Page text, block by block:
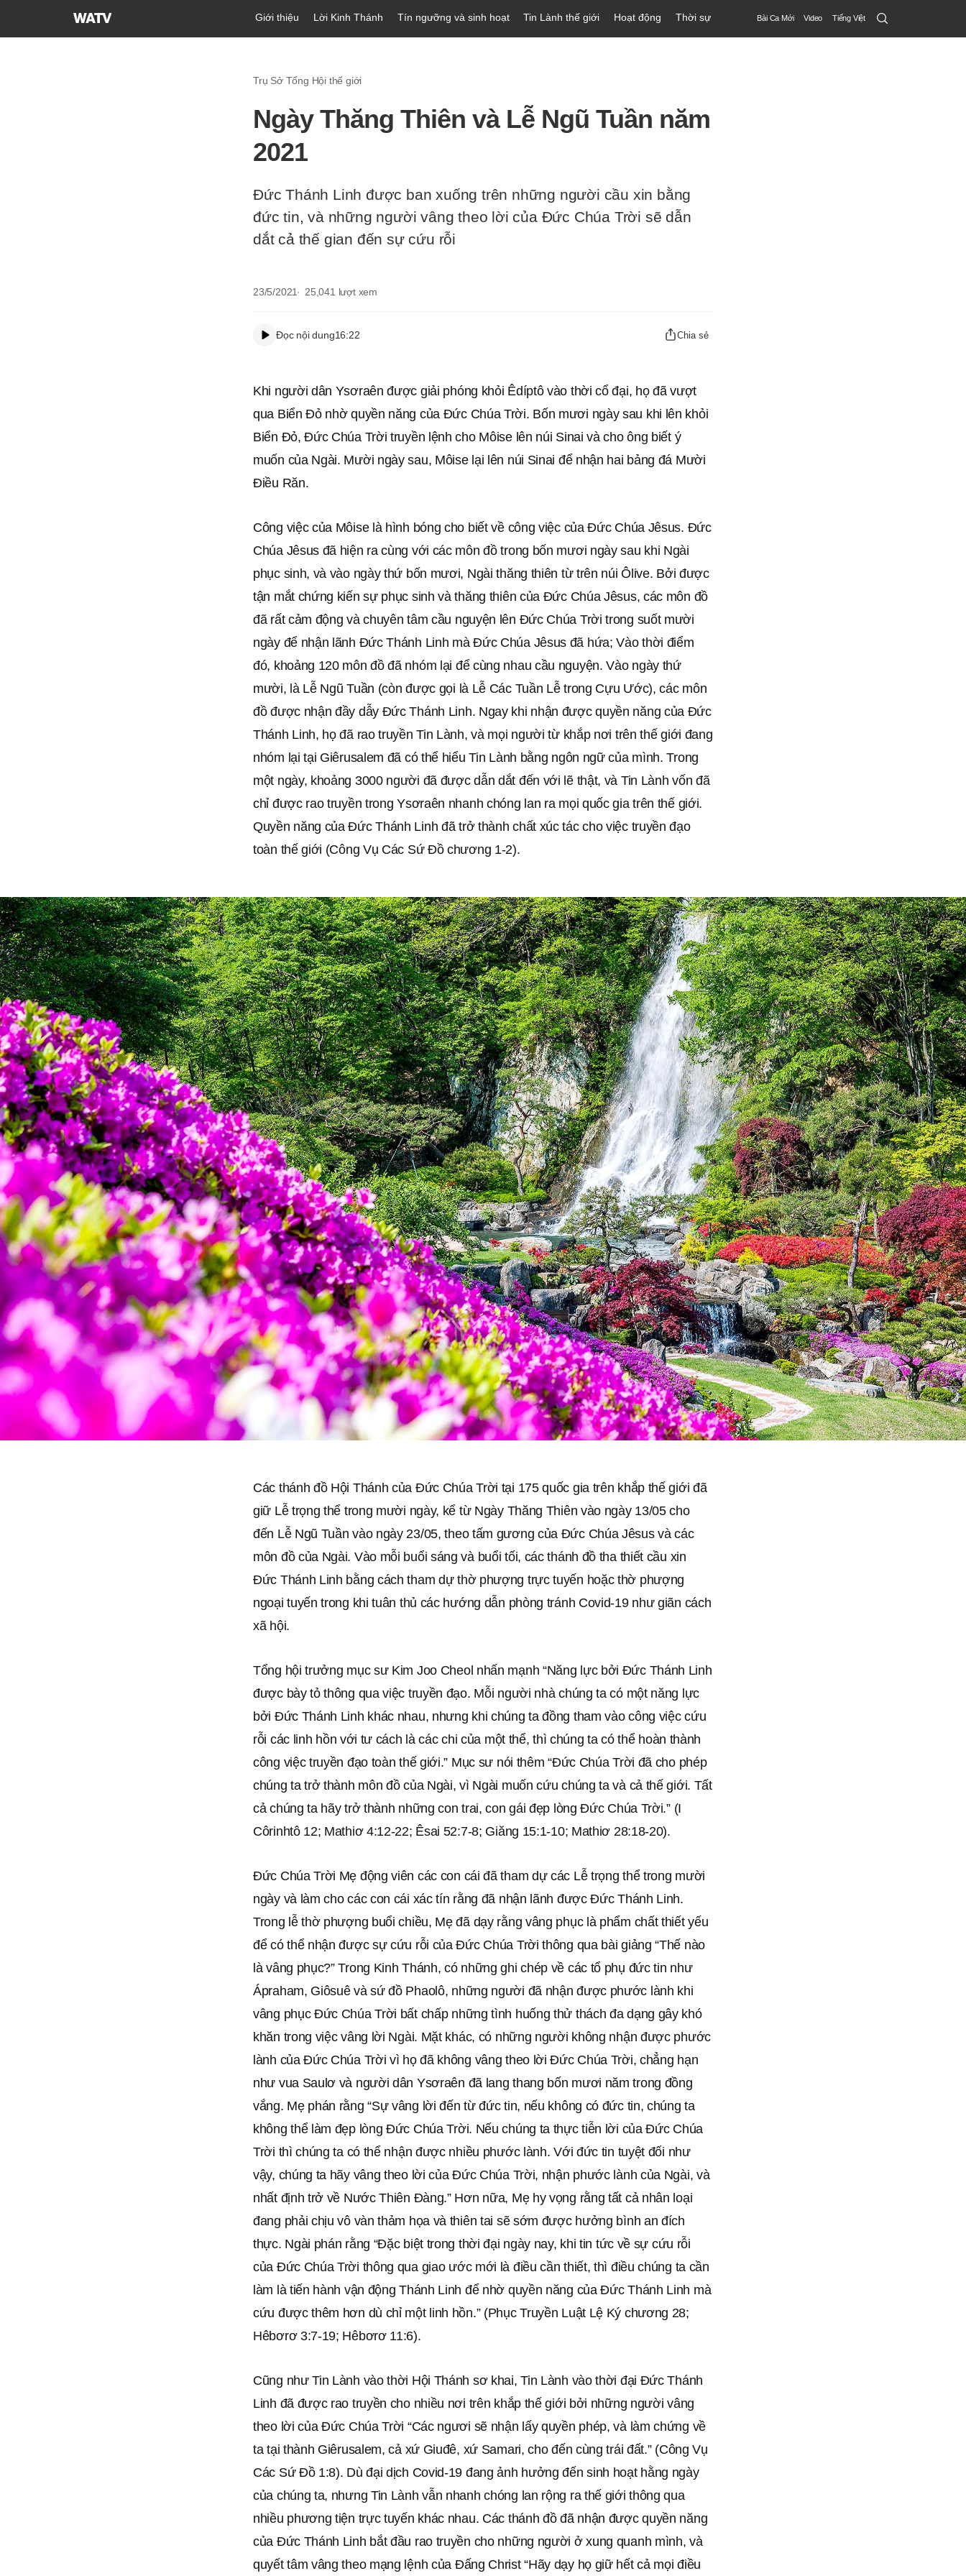
Hội
Giới thiệu Lời Kinh Thánh Tín ngưỡng và sinh hoạt Tin Lành thế giới Hoạt động Thời sự Bài Ca Mới Video Tiếng Việt Search
Submit
Trụ Sở Tổng Hội thế giới
Ngày Thăng Thiên và Lễ Ngũ Tuần năm
2021
Đức Thánh Linh được ban xuống trên những người cầu xin bằng
đức tin, và những người vâng theo lời của Đức Chúa Trời sẽ dẫn
dắt cả thế gian đến sự cứu rỗi
23/5/2021 25,041 lượt xem
Đọc nội dung16:22 Chia sẻ
Khi người dân Ysơraên được giải phóng khỏi Êdíptô vào thời cổ đại, họ đã vượt
qua Biển Đỏ nhờ quyền năng của Đức Chúa Trời. Bốn mươi ngày sau khi lên khỏi
Biển Đỏ, Đức Chúa Trời truyền lệnh cho Môise lên núi Sinai và cho ông biết ý
muốn của Ngài. Mười ngày sau, Môise lại lên núi Sinai để nhận hai bảng đá Mười
Điều Răn.
Công việc của Môise là hình bóng cho biết về công việc của Đức Chúa Jêsus. Đức
Chúa Jêsus đã hiện ra cùng với các môn đồ trong bốn mươi ngày sau khi Ngài
phục sinh, và vào ngày thứ bốn mươi, Ngài thăng thiên từ trên núi Ôlive. Bởi được
tận mắt chứng kiến ​​sự phục sinh và thăng thiên của Đức Chúa Jêsus, các môn đồ
đã rất cảm động và chuyên tâm cầu nguyện lên Đức Chúa Trời trong suốt mười
ngày để nhận lãnh Đức Thánh Linh mà Đức Chúa Jêsus đã hứa; Vào thời điểm
đó, khoảng 120 môn đồ đã nhóm lại để cùng nhau cầu nguyện. Vào ngày thứ
mười, là Lễ Ngũ Tuần (còn được gọi là Lễ Các Tuần Lễ trong Cựu Ước), các môn
đồ được nhận đầy dẫy Đức Thánh Linh. Ngay khi nhận được quyền năng của Đức
Thánh Linh, họ đã rao truyền Tin Lành, và mọi người từ khắp nơi trên thế giới đang
nhóm lại tại Giêrusalem đã có thể hiểu Tin Lành bằng ngôn ngữ của mình. Trong
một ngày, khoảng 3000 người đã được dẫn dắt đến với lẽ thật, và Tin Lành vốn đã
chỉ được rao truyền trong Ysơraên nhanh chóng lan ra mọi quốc gia trên thế giới.
Quyền năng của Đức Thánh Linh đã trở thành chất xúc tác cho việc truyền đạo
toàn thế giới (Công Vụ Các Sứ Đồ chương 1-2).
Các thánh đồ Hội Thánh của Đức Chúa Trời tại 175 quốc gia trên khắp thế giới đã
giữ Lễ trọng thể trong mười ngày, kể từ Ngày Thăng Thiên vào ngày 13/05 cho
đến Lễ Ngũ Tuần vào ngày 23/05, theo tấm gương của Đức Chúa Jêsus và các
môn đồ của Ngài. Vào mỗi buổi sáng và buổi tối, các thánh đồ tha thiết cầu xin
Đức Thánh Linh bằng cách tham dự thờ phượng trực tuyến hoặc thờ phượng
ngoại tuyến trong khi tuân thủ các hướng dẫn phòng tránh Covid-19 như giãn cách
xã hội.
Tổng hội trưởng mục sư Kim Joo Cheol nhấn mạnh “Năng lực bởi Đức Thánh Linh
được bày tỏ thông qua việc truyền đạo. Mỗi người nhà chúng ta có một năng lực
bởi Đức Thánh Linh khác nhau, nhưng khi chúng ta đồng tham vào công việc cứu
rỗi các linh hồn với tư cách là các chi của một thể, thì chúng ta có thể hoàn thành
công việc truyền đạo toàn thế giới.” Mục sư nói thêm “Đức Chúa Trời đã cho phép
chúng ta trở thành môn đồ của Ngài, vì Ngài muốn cứu chúng ta và cả thế giới. Tất
cả chúng ta hãy trở thành những con trai, con gái đẹp lòng Đức Chúa Trời.” (I
Côrinhtô 12; Mathiơ 4:12-22; Êsai 52:7-8; Giăng 15:1-10; Mathiơ 28:18-20).
Đức Chúa Trời Mẹ động viên các con cái đã tham dự các Lễ trọng thể trong mười
ngày và làm cho các con cái xác tín rằng đã nhận lãnh được Đức Thánh Linh.
Trong lễ thờ phượng buổi chiều, Mẹ đã dạy rằng vâng phục là phẩm chất thiết yếu
để có thể nhận được sự cứu rỗi của Đức Chúa Trời thông qua bài giảng “Thế nào
là vâng phục?” Trong Kinh Thánh, có những ghi chép về các tổ phụ đức tin như
Ápraham, Giôsuê và sứ đồ Phaolô, những người đã nhận được phước lành khi
vâng phục Đức Chúa Trời bất chấp những tình huống thử thách đa dạng gây khó
khăn trong việc vâng lời Ngài. Mặt khác, có những người không nhận được phước
lành của Đức Chúa Trời vì họ đã không vâng theo lời Đức Chúa Trời, chẳng hạn
như vua Saulơ và người dân Ysơraên đã lang thang bốn mươi năm trong đồng
vắng. Mẹ phán rằng “Sự vâng lời đến từ đức tin, nếu không có đức tin, chúng ta
không thể làm đẹp lòng Đức Chúa Trời. Nếu chúng ta thực tiễn lời của Đức Chúa
Trời thì chúng ta có thể nhận được nhiều phước lành. Với đức tin tuyệt đối như
vậy, chúng ta hãy vâng theo lời của Đức Chúa Trời, nhận phước lành của Ngài, và
nhất định trở về Nước Thiên Đàng.” Hơn nữa, Mẹ hy vọng rằng tất cả nhân loại
đang phải chịu vô vàn thảm họa và thiên tai sẽ sớm được hưởng bình an đích
thực. Ngài phán rằng “Đặc biệt trong thời đại ngày nay, khi tin tức về sự cứu rỗi
của Đức Chúa Trời thông qua giao ước mới là điều cần thiết, thì điều chúng ta cần
làm là tiến hành vận động Thánh Linh để nhờ quyền năng của Đức Thánh Linh mà
cứu được thêm hơn dù chỉ một linh hồn.” (Phục Truyền Luật Lệ Ký chương 28;
Hêbơrơ 3:7-19; Hêbơrơ 11:6).
Cũng như Tin Lành vào thời Hội Thánh sơ khai, Tin Lành vào thời đại Đức Thánh
Linh đã được rao truyền cho nhiều nơi trên khắp thế giới bởi những người vâng
theo lời của Đức Chúa Trời “Các ngươi sẽ nhận lấy quyền phép, và làm chứng về
ta tại thành Giêrusalem, cả xứ Giuđê, xứ Samari, cho đến cùng trái đất.” (Công Vụ
Các Sứ Đồ 1:8). Dù đại dịch Covid-19 đang ảnh hưởng đến sinh hoạt hằng ngày
của chúng ta, nhưng Tin Lành vẫn nhanh chóng lan rộng ra thế giới thông qua
nhiều phương tiện trực tuyến khác nhau. Các thánh đồ đã nhận được quyền năng
của Đức Thánh Linh bắt đầu rao truyền cho những người ở xung quanh mình, và
quyết tâm vâng theo mạng lệnh của Đấng Christ “Hãy dạy họ giữ hết cả mọi điều